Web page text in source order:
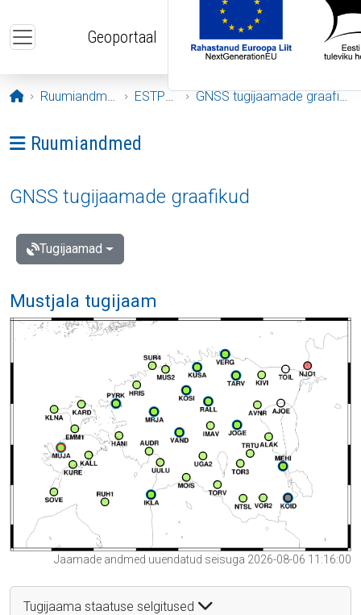
Geoportaal
Avaleht
Ruumiandmed ESTPOS GNSS tugijaamade graafikud
Ava menüü: Ruumiandmed
Ruumiandmed
GNSS tugijaamade graafikud
Tugijaamad
Mustjala tugijaam
Jaamade andmed uuendatud seisuga 2026-08-06 11:16:00
Tugijaama staatuse selgitused